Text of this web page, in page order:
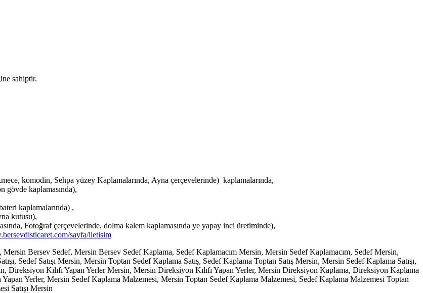
sahiptir.
komodin, Sehpa yüzey Kaplamalarında, Ayna çerçevelerinde) kaplamalarında,
gövde kaplamasında),
kaplamalarında) ,
kutusu),
Fotoğraf çerçevelerinde, dolma kalem kaplamasında ye yapay inci üretiminde),
sayfa/iletisim
Bersev Sedef, Mersin Bersev Sedef Kaplama, Sedef Kaplamacım Mersin, Mersin Sedef Kaplamacım, Sedef Mersin,
Sedef Satışı Mersin, Mersin Toptan Sedef Kaplama Satış, Sedef Kaplama Toptan Satış Mersin, Mersin Sedef Kaplama Satışı,
Direksiyon Kılıfı Yapan Yerler Mersin, Mersin Direksiyon Kılıfı Yapan Yerler, Mersin Direksiyon Kaplama, Direksiyon Kaplama
Yerler, Mersin Sedef Kaplama Malzemesi, Mersin Toptan Sedef Kaplama Malzemesi, Sedef Kaplama Malzemesi Toptan
Satışı Mersin